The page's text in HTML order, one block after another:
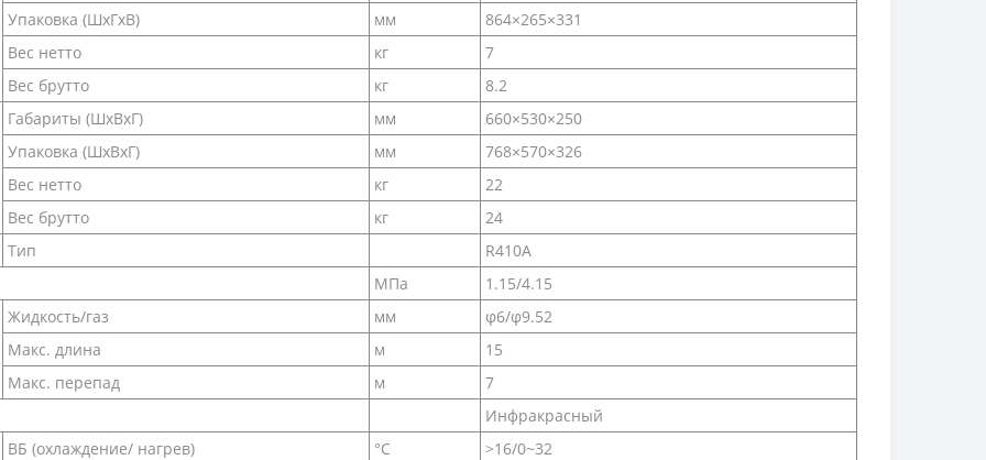
Упаковка (ШxГxВ)
мм
864×265×331
Вес нетто
кг
7
Вес брутто
кг
8.2
Габариты (ШxВxГ)
мм
660×530×250
Упаковка (ШxВxГ)
мм
768×570×326
Вес нетто
кг
22
Вес брутто
кг
24
Тип
R410A
МПа
1.15/4.15
Жидкость/газ
мм
φ6/φ9.52
Макс. длина
м
15
Макс. перепад
м
7
Инфракрасный
ВБ (охлаждение/ нагрев)
°C
>16/0~32